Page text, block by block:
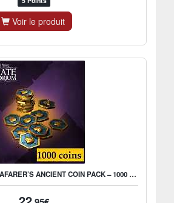
Voir le produit
SEA OF THIEVES SEAFARER’S ANCIENT COIN PACK – 1000 COINS